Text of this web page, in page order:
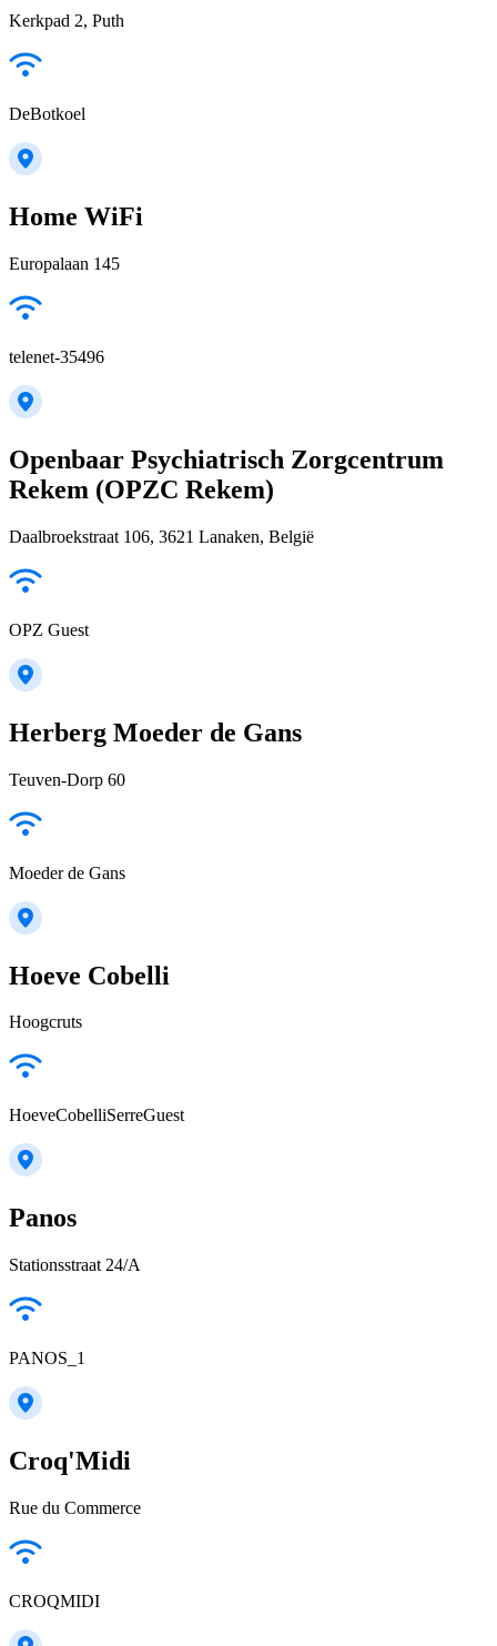
Kerkpad 2, Puth
DeBotkoel
Home WiFi
Europalaan 145
telenet-35496
Openbaar Psychiatrisch Zorgcentrum
Rekem (OPZC Rekem)
Daalbroekstraat 106, 3621 Lanaken, België
OPZ Guest
Herberg Moeder de Gans
Teuven-Dorp 60
Moeder de Gans
Hoeve Cobelli
Hoogcruts
HoeveCobelliSerreGuest
Panos
Stationsstraat 24/A
PANOS_1
Croq'Midi
Rue du Commerce
CROQMIDI